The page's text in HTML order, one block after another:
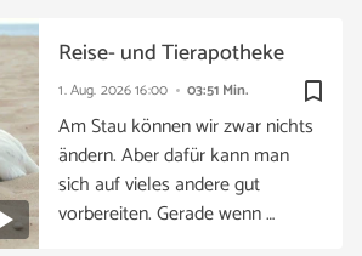
bookmark_border
1. Aug. 202616:00 03:51 Min.
Reise- und Tierapotheke
Am Stau können wir zwar nichts
ändern. Aber dafür kann man
sich auf vieles andere gut
vorbereiten. Gerade wenn …